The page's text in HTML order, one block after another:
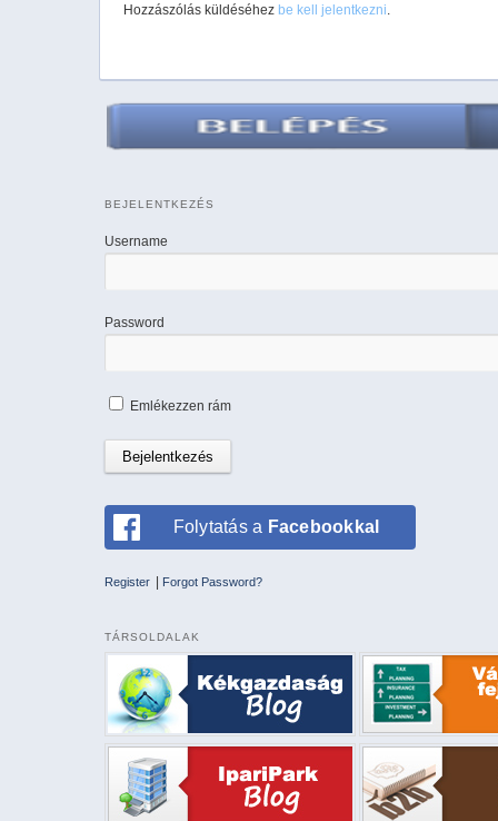
Hozzászólás küldéséhez be kell jelentkezni.
BEJELENTKEZÉS
Username
Password
Emlékezzen rám
Folytatás a Facebookkal
Register Forgot Password?
TÁRSOLDALAK